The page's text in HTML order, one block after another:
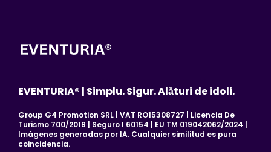
EVENTURIA® | Simplu. Sigur. Alături de idoli.
Group G4 Promotion SRL | VAT RO15308727 | Licencia De
Turismo 700/2019 | Seguro I 60154 | EU TM 019042062/2024 |
Imágenes generadas por IA. Cualquier similitud es pura
coincidencia.